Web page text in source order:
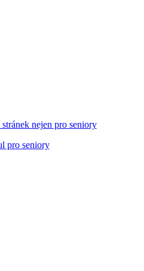
nejen pro seniory